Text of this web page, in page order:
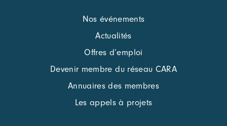
Nos événements
Actualités
Offres d’emploi
Devenir membre du réseau CARA
Annuaires des membres
Les appels à projets